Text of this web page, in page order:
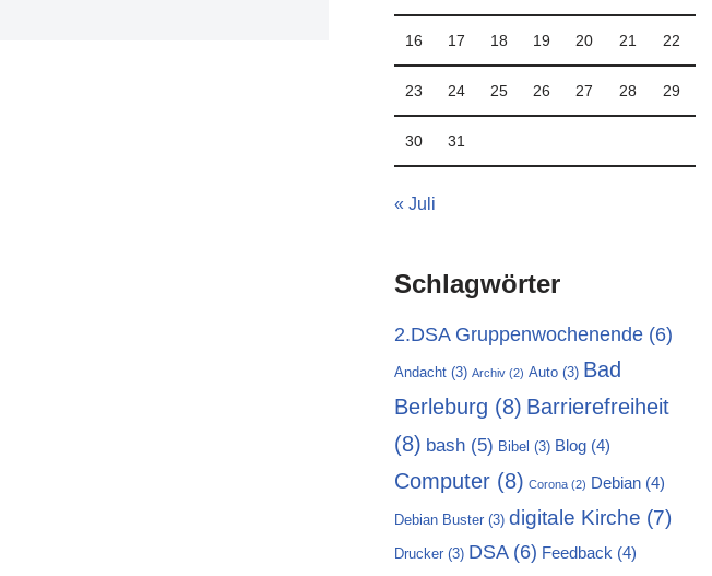
16 17 18 19 20 21 22
23 24 25 26 27 28 29
30 31
« Juli
Schlagwörter
2.DSA Gruppenwochenende (6)
Andacht (3) Archiv (2) Auto (3) Bad
Berleburg (8) Barrierefreiheit
(8) bash (5) Bibel (3) Blog (4)
Computer (8) Corona (2) Debian (4)
Debian Buster (3) digitale Kirche (7)
Drucker (3) DSA(6) Feedback (4)